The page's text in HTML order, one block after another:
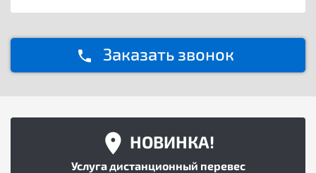
Заказать звонок
НОВИНКА!
Услуга дистанционный перевес